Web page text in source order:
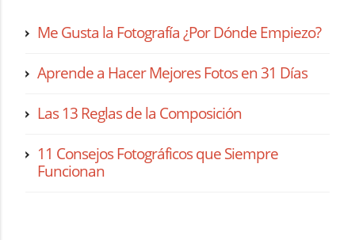
Me Gusta la Fotografía ¿Por Dónde Empiezo?
Aprende a Hacer Mejores Fotos en 31 Días
Las 13 Reglas de la Composición
11 Consejos Fotográficos que Siempre
Funcionan